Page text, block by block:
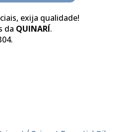
exija qualidade!
da QUINARÍ.